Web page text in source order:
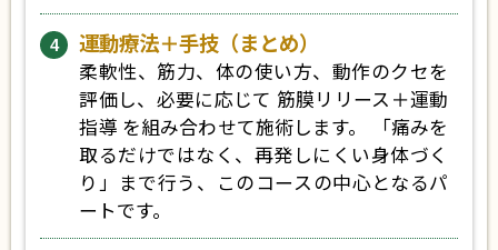
運動療法＋手技（まとめ）
柔軟性、筋力、体の使い方、動作のクセを
評価し、必要に応じて 筋膜リリース＋運動
指導 を組み合わせて施術します。 「痛みを
取るだけではなく、再発しにくい身体づく
り」まで行う、このコースの中心となるパ
ートです。